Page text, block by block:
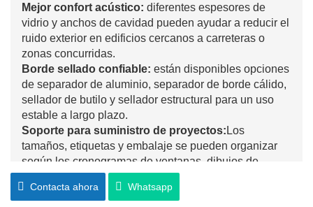
Mejor confort acústico: diferentes espesores de
vidrio y anchos de cavidad pueden ayudar a reducir el
ruido exterior en edificios cercanos a carreteras o
zonas concurridas.
Borde sellado confiable: están disponibles opciones
de separador de aluminio, separador de borde cálido,
sellador de butilo y sellador estructural para un uso
estable a largo plazo.
Soporte para suministro de proyectos: Los
tamaños, etiquetas y embalaje se pueden organizar
según los cronogramas de ventanas, dibujos de
alzado o secuencia de instalación.
Contacta ahora Whatsapp